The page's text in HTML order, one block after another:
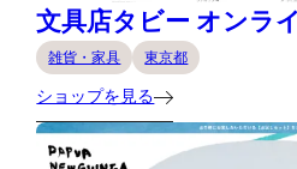
文具店タビー オンラ
雑貨・家具 東京都
ショップを見る